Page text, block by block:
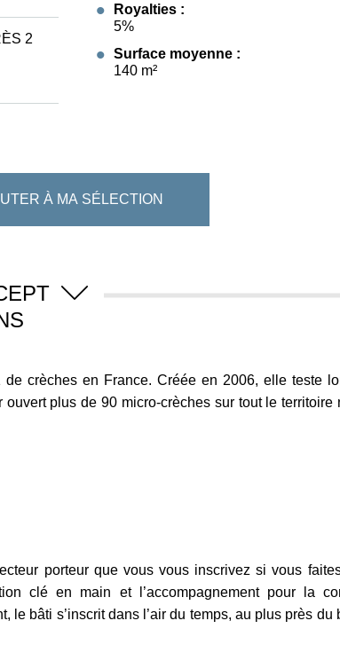
2
Royalties :
5%
Surface moyenne :
140 m²
À MA SÉLECTION
crèches en France. Créée en 2006, elle teste
plus de 90 micro-crèches sur tout le territoire
porteur que vous vous inscrivez si vous
clé en main et l’accompagnement pour la
le bâti s’inscrit dans l’air du temps, au plus près du